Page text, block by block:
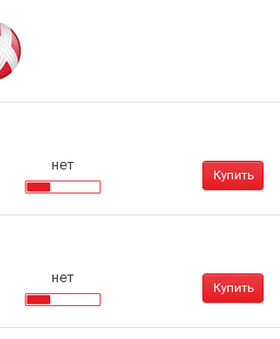
нет
Купить
нет
Купить